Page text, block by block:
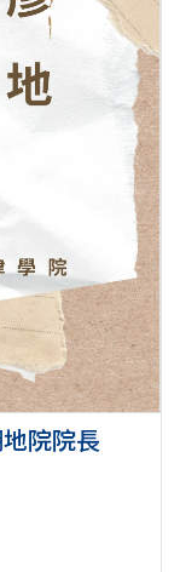
院院長